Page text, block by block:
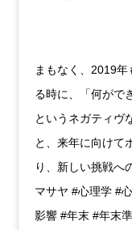
まもなく、2019
る時に、「何がで
というネガティヴ
と、来年に向けて
り、新しい挑戦へ
マサヤ #心理学 #
影響 #年末 #年末